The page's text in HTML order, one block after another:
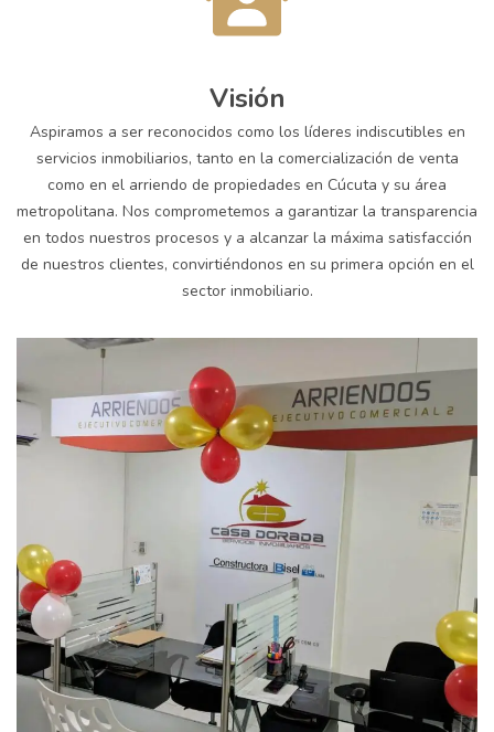
Visión
Aspiramos a ser reconocidos como los líderes indiscutibles en
servicios inmobiliarios, tanto en la comercialización de venta
como en el arriendo de propiedades en Cúcuta y su área
metropolitana. Nos comprometemos a garantizar la transparencia
en todos nuestros procesos y a alcanzar la máxima satisfacción
de nuestros clientes, convirtiéndonos en su primera opción en el
sector inmobiliario.